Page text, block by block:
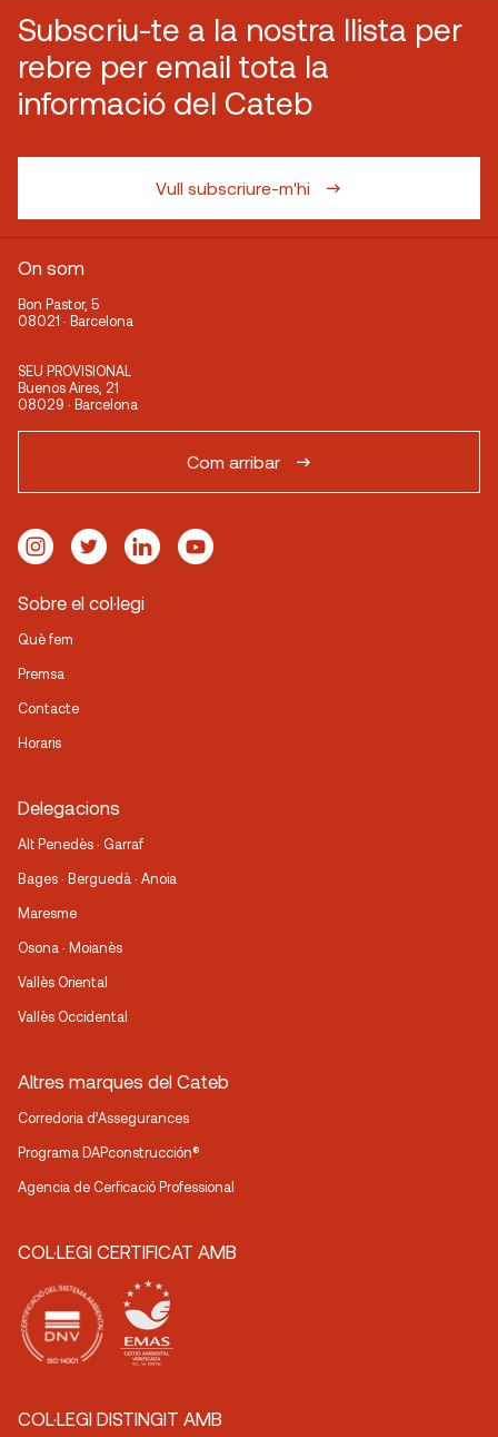
Subscriu-te a la nostra llista per
rebre per email tota la
informació del Cateb
Vull subscriure-m'hi
On som
Bon Pastor, 5
08021 · Barcelona
SEU PROVISIONAL
Buenos Aires, 21
08029 · Barcelona
Com arribar
Sobre el col·legi
Què fem
Premsa
Contacte
Horaris
Delegacions
Alt Penedès · Garraf
Bages · Berguedà · Anoia
Maresme
Osona · Moianès
Vallès Oriental
Vallès Occidental
Altres marques del Cateb
Corredoria d’Assegurances
Programa DAPconstrucción®
Agencia de Cerficació Professional
COL·LEGI CERTIFICAT AMB
COL·LEGI DISTINGIT AMB